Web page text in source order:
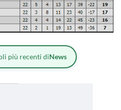
più recenti diNews